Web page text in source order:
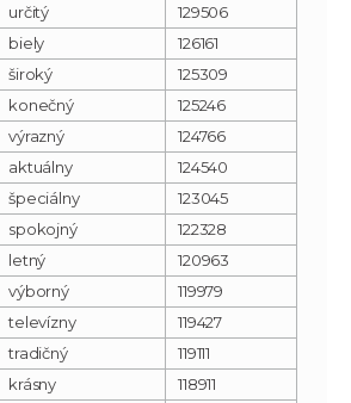
určitý
129506
biely
126161
široký
125309
konečný
125246
výrazný
124766
aktuálny
124540
špeciálny
123045
spokojný
122328
letný
120963
výborný
119979
televízny
119427
tradičný
119111
krásny
118911